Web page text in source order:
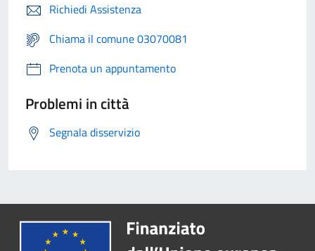
Richiedi Assistenza
Chiama il comune 03070081
Prenota un appuntamento
Problemi in città
Segnala disservizio